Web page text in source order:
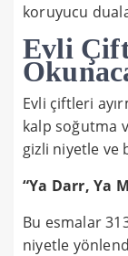
koruyucu
Evli
Evli çiftleri
kalp soğutma
gizli niyetle ve
“Ya Darr, Ya
Bu esmalar
niyetle